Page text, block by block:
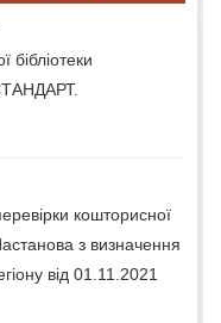
бібліотеки
кошторисної
з визначення
від 01.11.2021